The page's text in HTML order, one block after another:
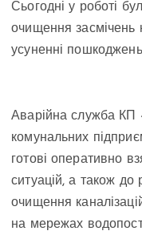
Сьогодні у роботі
очищення засмічень
усуненні
Аварійна служба КП
комунальних
готові оперативно
ситуацій, а також до
очищення
на мережах